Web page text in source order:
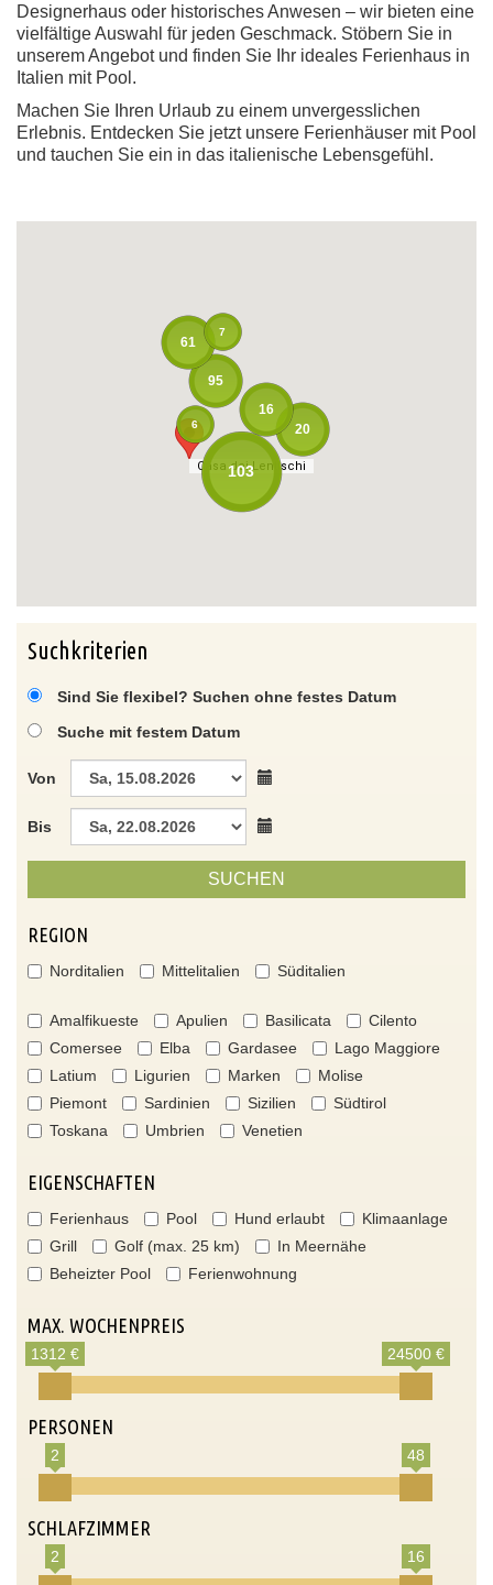
Designerhaus oder historisches Anwesen – wir bieten eine
vielfältige Auswahl für jeden Geschmack. Stöbern Sie in
unserem Angebot und finden Sie Ihr ideales Ferienhaus in
Italien mit Pool.
Machen Sie Ihren Urlaub zu einem unvergesslichen
Erlebnis. Entdecken Sie jetzt unsere Ferienhäuser mit Pool
und tauchen Sie ein in das italienische Lebensgefühl.
Casa dei Lentischi
20
95
103
16
61
Casa dei Lentischi
6
7
Suchkriterien
Sind Sie flexibel? Suchen ohne festes Datum
Suche mit festem Datum
Von
Bis
SUCHEN
REGION
Norditalien Mittelitalien Süditalien
Amalfikueste Apulien Basilicata
Cilento
Comersee
Elba Gardasee
Lago Maggiore
Latium
Ligurien Marken
Molise
Piemont
Sardinien Sizilien
Südtirol
Toskana
Umbrien Venetien
EIGENSCHAFTEN
Ferienhaus Pool Hund erlaubt
Klimaanlage
Grill
Golf (max. 25 km)
In Meernähe
Beheizter Pool
Ferienwohnung
MAX. WOCHENPREIS
1312 € 24500 €
PERSONEN
2 48
SCHLAFZIMMER
2 16